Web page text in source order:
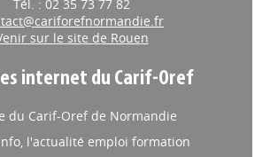
Tél. : 02 35 73 77 82
sur le site de Rouen
internet du Carif-Oref
du Carif-Oref de Normandie
l'actualité emploi formation